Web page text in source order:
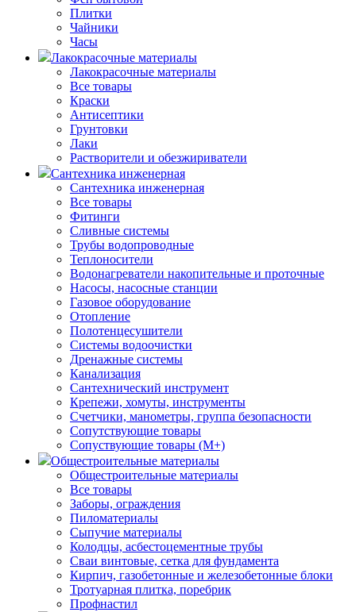
Плитки
Чайники
Часы
Лакокрасочные материалы
Лакокрасочные материалы
Все товары
Краски
Антисептики
Грунтовки
Лаки
Растворители и обезжириватели
Сантехника инженерная
Сантехника инженерная
Все товары
Фитинги
Сливные системы
Трубы водопроводные
Теплоносители
Водонагреватели накопительные и проточные
Насосы, насосные станции
Газовое оборудование
Отопление
Полотенцесушители
Системы водоочистки
Дренажные системы
Канализация
Сантехнический инструмент
Крепежи, хомуты, инструменты
Счетчики, манометры, группа безопасности
Сопутствующие товары
Сопуствующие товары (М+)
Общестроительные материалы
Общестроительные материалы
Все товары
Заборы, ограждения
Пиломатериалы
Сыпучие материалы
Колодцы, асбестоцементные трубы
Сваи винтовые, сетка для фундамента
Кирпич, газобетонные и железобетонные блоки
Тротуарная плитка, поребрик
Профнастил